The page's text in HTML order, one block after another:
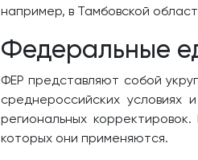
например, в Тамбовской
Федеральные
ФЕР представляют собой
среднероссийских
региональных
которых они применяются.